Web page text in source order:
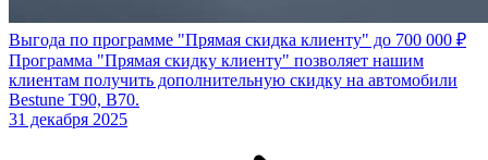
Выгода по программе "Прямая скидка клиенту" до 700 000 ₽
Программа "Прямая скидку клиенту" позволяет нашим
клиентам получить дополнительную скидку на автомобили
Bestune T90, B70.
31 декабря 2025